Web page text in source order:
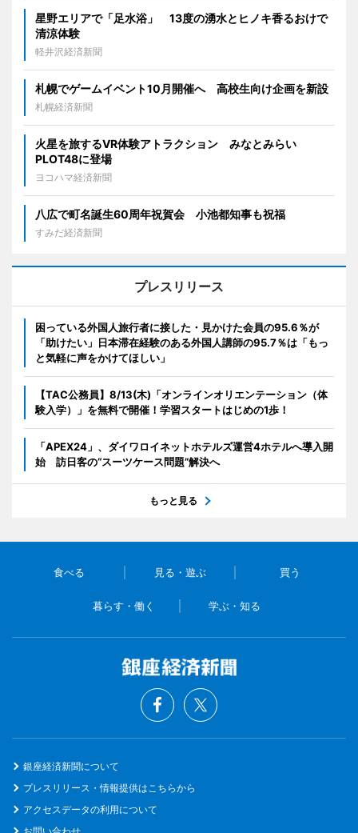
星野エリアで「足水浴」 13度の湧水とヒノキ香るおけで
清涼体験
軽井沢経済新聞
札幌でゲームイベント10月開催へ 高校生向け企画を新設
札幌経済新聞
火星を旅するVR体験アトラクション みなとみらい
PLOT48に登場
ヨコハマ経済新聞
八広で町名誕生60周年祝賀会 小池都知事も祝福
すみだ経済新聞
プレスリリース
困っている外国人旅行者に接した・見かけた会員の95.6％が
「助けたい」日本滞在経験のある外国人講師の95.7％は「もっ
と気軽に声をかけてほしい」
【TAC公務員】8/13(木)「オンラインオリエンテーション（体
験入学）」を無料で開催！学習スタートはじめの1歩！
「APEX24」、ダイワロイネットホテルズ運営4ホテルへ導入開
始 訪日客の“スーツケース問題”解決へ
もっと見る
食べる 見る・遊ぶ 買う
暮らす・働く 学ぶ・知る
銀座経済新聞について
プレスリリース・情報提供はこちらから
アクセスデータの利用について